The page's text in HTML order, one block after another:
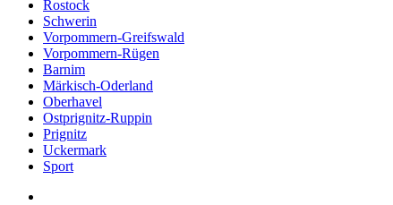
Rostock
Schwerin
Vorpommern-Greifswald
Vorpommern-Rügen
Barnim
Märkisch-Oderland
Oberhavel
Ostprignitz-Ruppin
Prignitz
Uckermark
Sport